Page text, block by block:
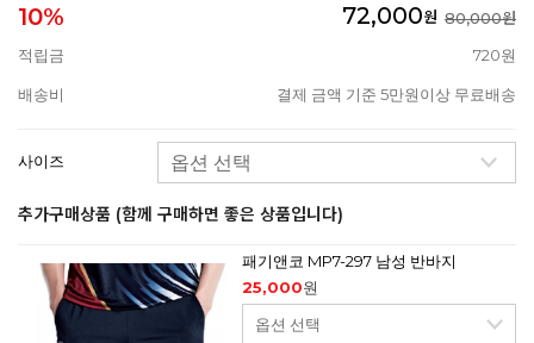
10% 72,000원 80,000원
적립금
720원
배송비 결제 금액 기준 5만원이상 무료배송
사이즈
추가구매상품 (함께 구매하면 좋은 상품입니다)
패기앤코 MP7-297 남성 반바지
25,000원